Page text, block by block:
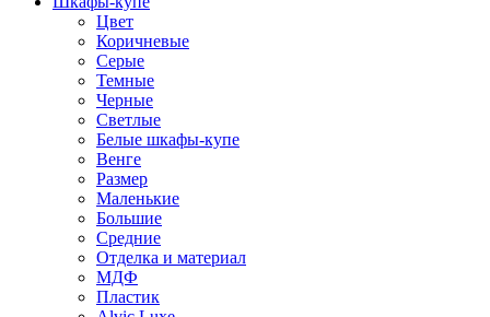
Цвет
Коричневые
Серые
Темные
Черные
Светлые
Белые шкафы-купе
Венге
Размер
Маленькие
Большие
Средние
Отделка и материал
МДФ
Пластик